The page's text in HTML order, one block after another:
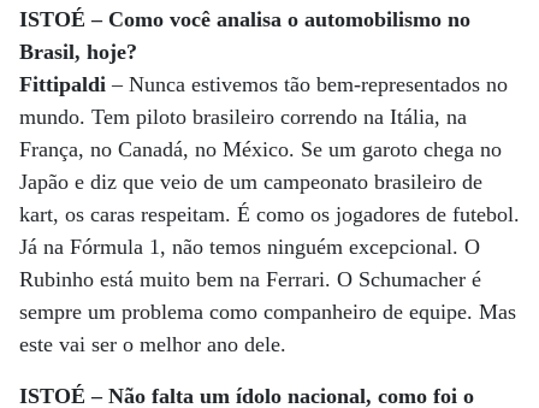
ISTOÉ – Como você analisa o automobilismo no
Brasil, hoje?
Fittipaldi – Nunca estivemos tão bem-representados no
mundo. Tem piloto brasileiro correndo na Itália, na
França, no Canadá, no México. Se um garoto chega no
Japão e diz que veio de um campeonato brasileiro de
kart, os caras respeitam. É como os jogadores de futebol.
Já na Fórmula 1, não temos ninguém excepcional. O
Rubinho está muito bem na Ferrari. O Schumacher é
sempre um problema como companheiro de equipe. Mas
este vai ser o melhor ano dele.
ISTOÉ – Não falta um ídolo nacional, como foi o